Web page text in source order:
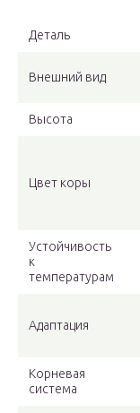
Деталь
Внешний вид
Высота
Цвет коры
Устойчивость
к
температурам
Адаптация
Корневая
система